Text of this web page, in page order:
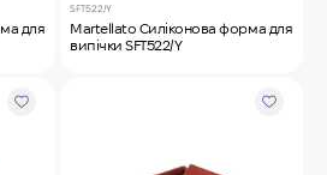
шафа PF 600 TN
піч газова iCombi
для
SFT522/Y
Martellato Силіконова форма для
випічки SFT522/Y